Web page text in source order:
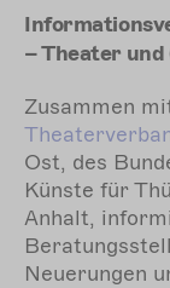
– Theater
Zusammen
Ost, des
Künste für
Anhalt,
Neuerungen